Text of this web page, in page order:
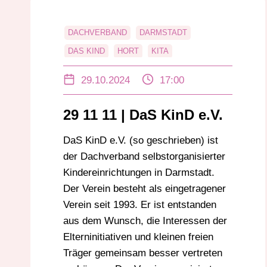
DACHVERBAND DARMSTADT
DAS KIND HORT KITA
29.10.2024 17:00
29 11 11 | DaS KinD e.V.
DaS KinD e.V. (so geschrieben) ist
der Dachverband selbstorganisierter
Kindereinrichtungen in Darmstadt.
Der Verein besteht als eingetragener
Verein seit 1993. Er ist entstanden
aus dem Wunsch, die Interessen der
Elterninitiativen und kleinen freien
Träger gemeinsam besser vertreten